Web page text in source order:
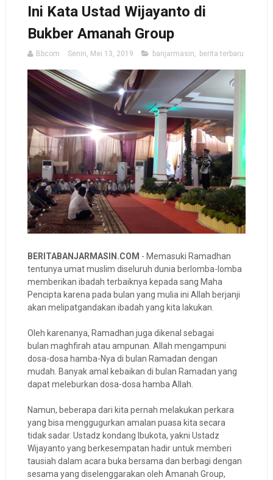
Ini Kata Ustad Wijayanto di
Bukber Amanah Group
Bbcom Senin, Mei 13, 2019 banjarmasin, berita terbaru
BERITABANJARMASIN.COM - Memasuki Ramadhan
tentunya umat muslim diseluruh dunia berlomba-lomba
memberikan ibadah terbaiknya kepada sang Maha
Pencipta karena pada bulan yang mulia ini Allah berjanji
akan melipatgandakan ibadah yang kita lakukan.
Oleh karenanya, Ramadhan juga dikenal sebagai
bulan maghfirah atau ampunan. Allah mengampuni
dosa-dosa hamba-Nya di bulan Ramadan dengan
mudah. Banyak amal kebaikan di bulan Ramadan yang
dapat meleburkan dosa-dosa hamba Allah.
Namun, beberapa dari kita pernah melakukan perkara
yang bisa menggugurkan amalan puasa kita secara
tidak sadar. Ustadz kondang Ibukota, yakni Ustadz
Wijayanto yang berkesempatan hadir untuk memberi
tausiah dalam acara buka bersama dan berbagi dengan
sesama yang diselenggarakan oleh Amanah Group,